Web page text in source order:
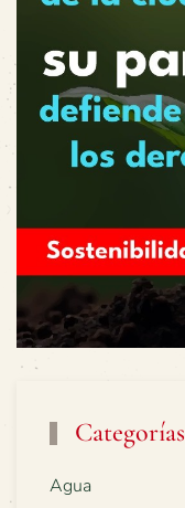
Categorías
Agua